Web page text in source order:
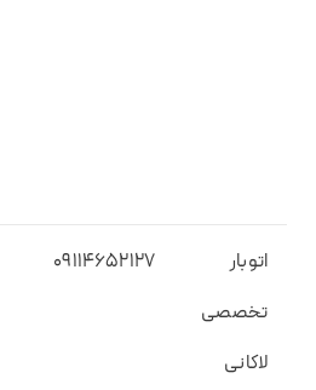
اتوبار
تخصصی
لاکانی
09114652127